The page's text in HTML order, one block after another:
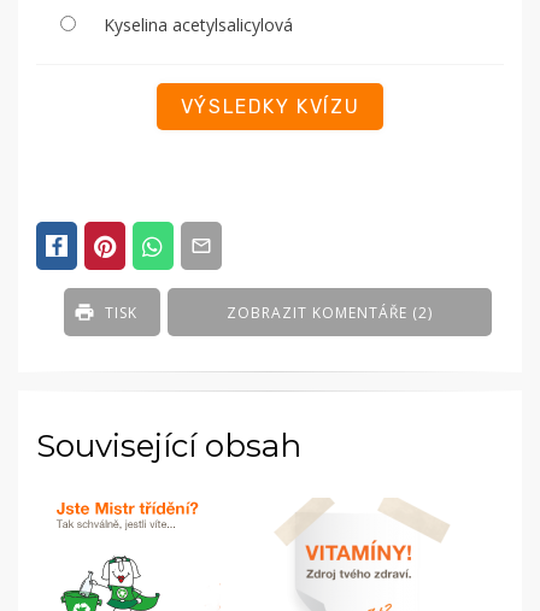
Kyselina acetylsalicylová
IN
SOUTĚŽE
KVÍZY
ZOBRAZIT KOMENTÁŘE (2)
TISK
Související obsah